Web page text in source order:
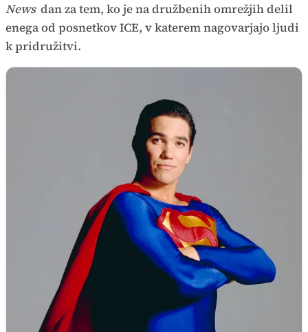
News dan za tem, ko je na družbenih omrežjih delil
enega od posnetkov ICE, v katerem nagovarjajo ljudi
k pridružitvi.